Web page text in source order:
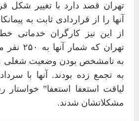
تهران قصد دارد با تغییر شکل
آنها را از قراردادی ثابت به
از این نیز کارگران
تهران که
به نامشخص بودن وضعیت شغلی
به تجمع زده بودند. آنها با
لیاقت استعفا استعفا”
مشکلاتشان شدند.